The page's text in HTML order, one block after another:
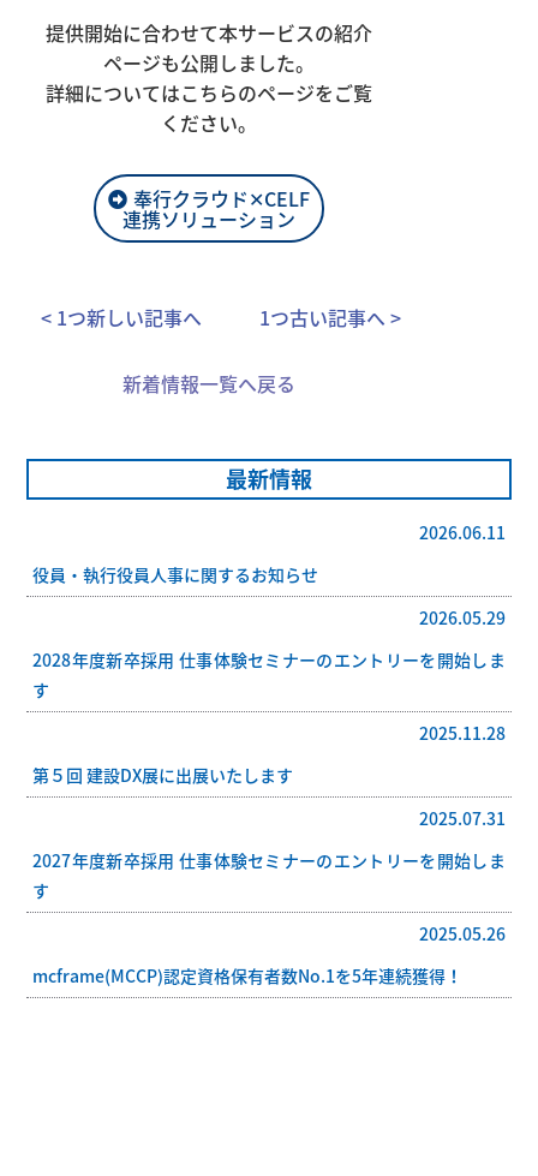
提供開始に合わせて本サービスの紹介
ページも公開しました。
詳細についてはこちらのページをご覧
ください。
奉行クラウド✕CELF
連携ソリューション
< 1つ新しい記事へ 1つ古い記事へ >
新着情報一覧へ戻る
最新情報
2026.06.11
役員・執行役員人事に関するお知らせ
2026.05.29
2028年度新卒採用 仕事体験セミナーのエントリーを開始しま
す
2025.11.28
第５回 建設DX展に出展いたします
2025.07.31
2027年度新卒採用 仕事体験セミナーのエントリーを開始しま
す
2025.05.26
mcframe(MCCP)認定資格保有者数No.1を5年連続獲得！